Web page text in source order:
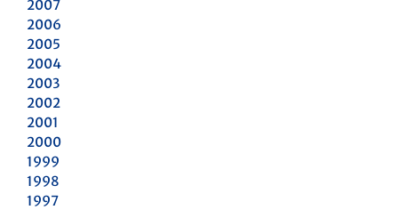
2007
2006
2005
2004
2003
2002
2001
2000
1999
1998
1997